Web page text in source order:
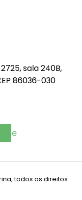
sala 240B,
86036-030
todos os direitos